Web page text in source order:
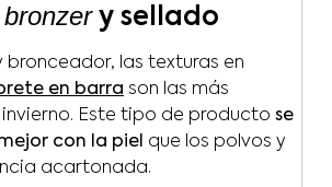
bronzery sellado
bronceador, las texturas en
en barra son las más
Este tipo de producto se
con la piel que los polvos y
acartonada.